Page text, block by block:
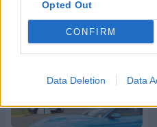
Opted Out
CONFIRM
Data Deletion Data
ΠΕΡΙΣΣΌΤΕΡΑ ΣΕ